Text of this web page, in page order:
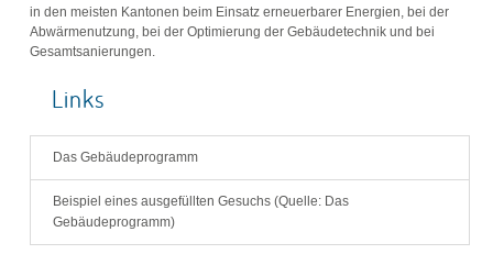
in den meisten Kantonen beim Einsatz erneuerbarer Energien, bei der
Abwärmenutzung, bei der Optimierung der Gebäudetechnik und bei
Gesamtsanierungen.
Links
Das Gebäudeprogramm
Beispiel eines ausgefüllten Gesuchs (Quelle: Das
Gebäudeprogramm)